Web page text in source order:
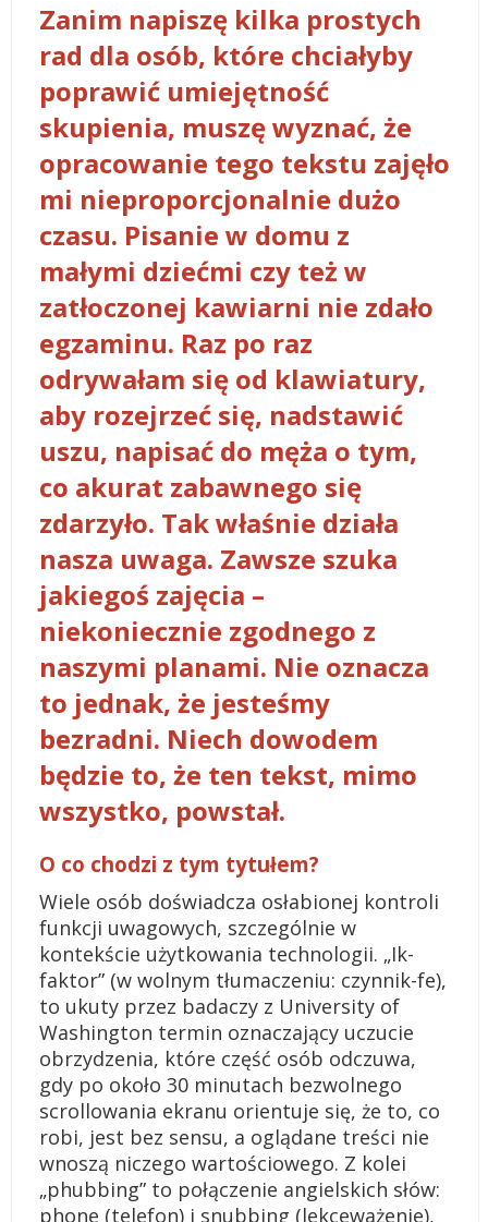
Zanim napiszę kilka prostych
rad dla osób, które chciałyby
poprawić umiejętność
skupienia, muszę wyznać, że
opracowanie tego tekstu zajęło
mi nieproporcjonalnie dużo
czasu. Pisanie w domu z
małymi dziećmi czy też w
zatłoczonej kawiarni nie zdało
egzaminu. Raz po raz
odrywałam się od klawiatury,
aby rozejrzeć się, nadstawić
uszu, napisać do męża o tym,
co akurat zabawnego się
zdarzyło. Tak właśnie działa
nasza uwaga. Zawsze szuka
jakiegoś zajęcia –
niekoniecznie zgodnego z
naszymi planami. Nie oznacza
to jednak, że jesteśmy
bezradni. Niech dowodem
będzie to, że ten tekst, mimo
wszystko, powstał.
O co chodzi z tym tytułem?
Wiele osób doświadcza osłabionej kontroli
funkcji uwagowych, szczególnie w
kontekście użytkowania technologii. „Ik-
faktor” (w wolnym tłumaczeniu: czynnik-fe),
to ukuty przez badaczy z University of
Washington termin oznaczający uczucie
obrzydzenia, które część osób odczuwa,
gdy po około 30 minutach bezwolnego
scrollowania ekranu orientuje się, że to, co
robi, jest bez sensu, a oglądane treści nie
wnoszą niczego wartościowego. Z kolei
„phubbing” to połączenie angielskich słów:
phone (telefon) i snubbing (lekceważenie),